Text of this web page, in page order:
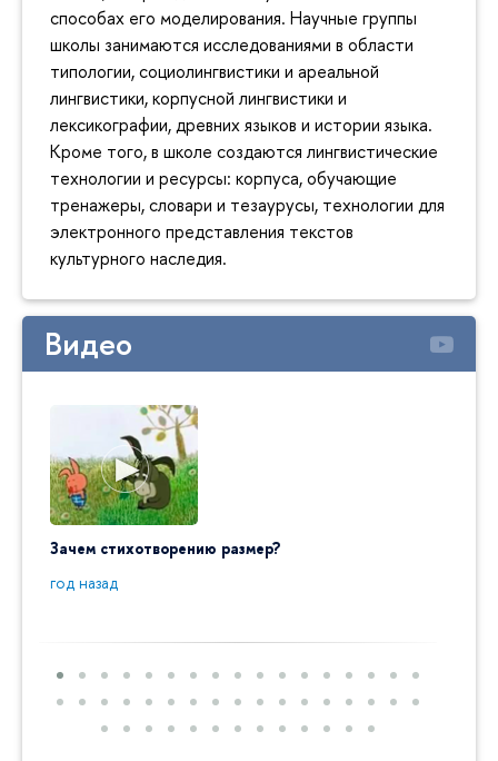
способах его моделирования. Научные группы
школы занимаются исследованиями в области
типологии, социолингвистики и ареальной
лингвистики, корпусной лингвистики и
лексикографии, древних языков и истории языка.
Кроме того, в школе создаются лингвистические
технологии и ресурсы: корпуса, обучающие
тренажеры, словари и тезаурусы, технологии для
электронного представления текстов
культурного наследия.
Видео
Зачем стихотворению размер?
год назад